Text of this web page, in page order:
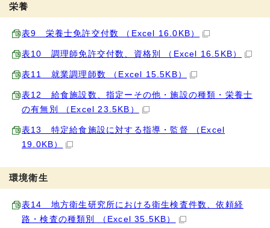
栄養
表9 栄養士免許交付数 （Excel 16.0KB）
表10 調理師免許交付数、資格別 （Excel 16.5KB）
表11 就業調理師数 （Excel 15.5KB）
表12 給食施設数、指定ーその他・施設の種類・栄養士
の有無別 （Excel 23.5KB）
表13 特定給食施設に対する指導・監督 （Excel
19.0KB）
環境衛生
表14 地方衛生研究所における衛生検査件数、依頼経
路・検査の種類別 （Excel 35.5KB）